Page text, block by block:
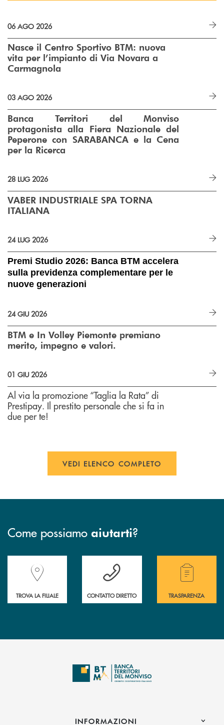
06 AGO 2026
Nasce il Centro Sportivo BTM: nuova
vita per l’impianto di Via Novara a
Carmagnola
03 AGO 2026
Banca Territori del Monviso
protagonista alla Fiera Nazionale del
Peperone con SARABANCA e la Cena
per la Ricerca
28 LUG 2026
VABER INDUSTRIALE SPA TORNA
ITALIANA
24 LUG 2026
Premi Studio 2026: Banca BTM accelera
sulla previdenza complementare per le
nuove generazioni
24 GIU 2026
BTM e In Volley Piemonte premiano
merito, impegno e valori.
01 GIU 2026
Al via la promozione “Taglia la Rata” di
Prestipay. Il prestito personale che si fa in
due per te!
VEDI ELENCO COMPLETO
Come possiamo aiutarti?
Accedi all' elenco completo delle filiali della Banca.
TROVA LA FILIALE
Hai bisogno di assistenza immediata?
CONTATTO DIRETTO
Hai bisogno di
TRASPARENZA
INFORMAZIONI